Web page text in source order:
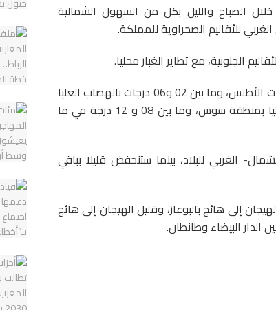
الصباح والليل بكل من السهول الشمالية
للأقاليم الصحراوية للمملكة.
الجنوبية، مع تطاير الغبار محليا.
وستتراوح درجات الحرارة الدنيا ما بين ناقص درجتين و 3 درجات بمرتفعات الأطلس، وما بين 02 و06 درجات بالهضاب العليا
الشرقية، وما بين 16 و 20 درجة بالأقاليم الصحراوية للمملكة ومحليا بمنطقة سوس، وما بين 08 و 12 درجة في ما
الغربي للبلاد، بينما ستنخفض قليلا بباقي
إلى هائج بالبوغاز، وقليل الهيجان إلى هائج
البيضاء وطانطان.